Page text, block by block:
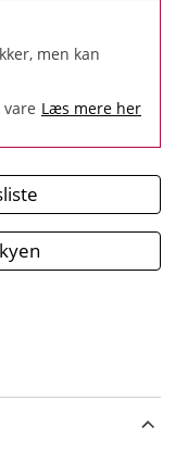
men kan
Læs mere her